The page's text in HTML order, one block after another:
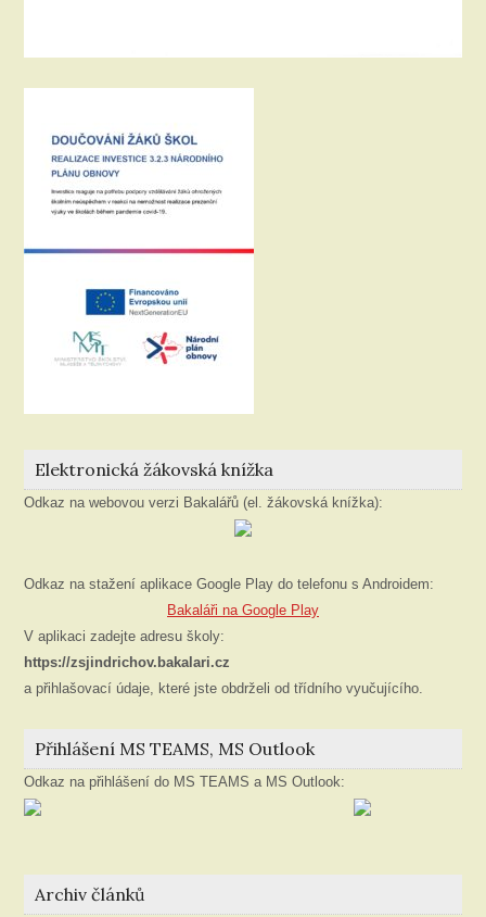
Elektronická žákovská knížka
Odkaz na webovou verzi Bakalářů (el. žákovská knížka):
Odkaz na stažení aplikace Google Play do telefonu s Androidem:
Bakaláři na Google Play
V aplikaci zadejte adresu školy:
https://zsjindrichov.bakalari.cz
a přihlašovací údaje, které jste obdrželi od třídního vyučujícího.
Přihlášení MS TEAMS, MS Outlook
Odkaz na přihlášení do MS TEAMS a MS Outlook:
Archiv článků